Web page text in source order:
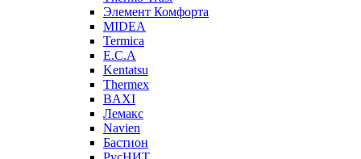
Элемент Комфорта
MIDEA
Termica
E.C.A
Kentatsu
Thermex
BAXI
Лемакс
Navien
Бастион